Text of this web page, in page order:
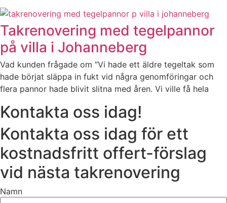
Takrenovering med tegelpannor
på villa i Johanneberg
Vad kunden frågade om “Vi hade ett äldre tegeltak som
hade börjat släppa in fukt vid några genomföringar och
flera pannor hade blivit slitna med åren. Vi ville få hela
Kontakta oss idag!
Kontakta oss idag för ett
kostnadsfritt offert-förslag
vid nästa takrenovering
Namn